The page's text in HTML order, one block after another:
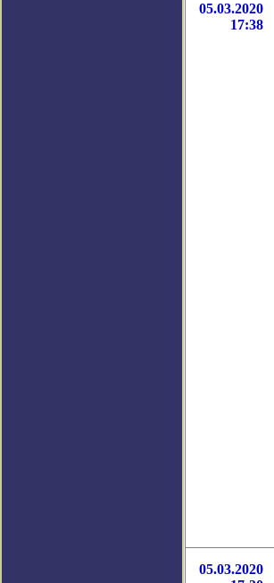
05.03.2020
17:38
05.03.2020